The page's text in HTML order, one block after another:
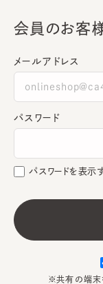
会員のお客
メールアドレス
パスワード
パスワードを表示
※共有の端末